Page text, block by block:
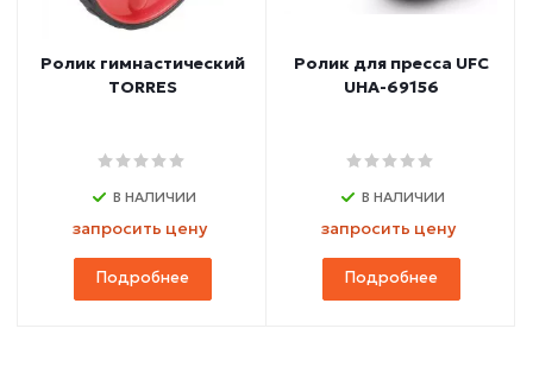
Ролик гимнастический
TORRES
В НАЛИЧИИ
запросить цену
Подробнее
Ролик для пресса UFC
UHA-69156
В НАЛИЧИИ
запросить цену
Подробнее